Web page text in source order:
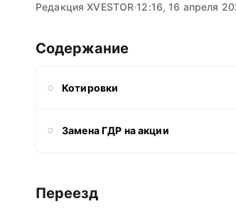
Редакция XVESTOR 12:16, 16 апреля
Содержание
Котировки
Замена ГДР на акции
Переезд